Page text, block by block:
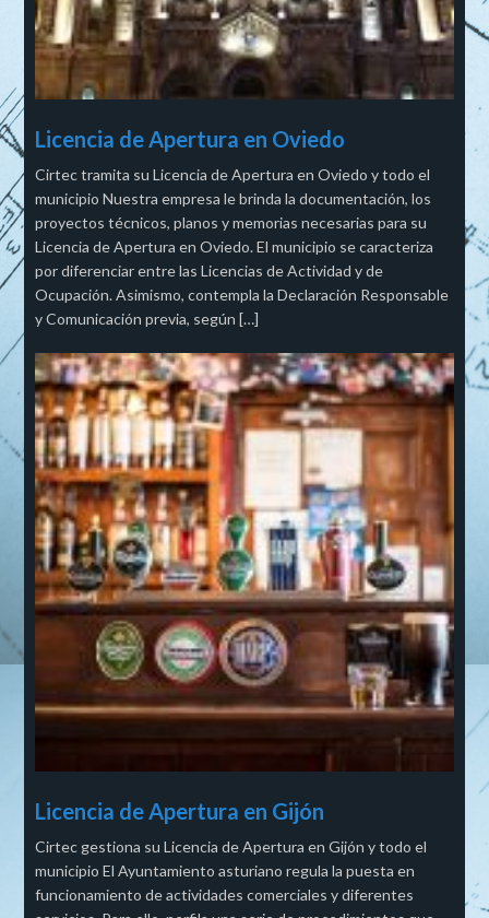
Licencia de Apertura en Oviedo
Cirtec tramita su Licencia de Apertura en Oviedo y todo el
municipio Nuestra empresa le brinda la documentación, los
proyectos técnicos, planos y memorias necesarias para su
Licencia de Apertura en Oviedo. El municipio se caracteriza
por diferenciar entre las Licencias de Actividad y de
Ocupación. Asimismo, contempla la Declaración Responsable
y Comunicación previa, según […]
Licencia de Apertura en Gijón
Cirtec gestiona su Licencia de Apertura en Gijón y todo el
municipio El Ayuntamiento asturiano regula la puesta en
funcionamiento de actividades comerciales y diferentes